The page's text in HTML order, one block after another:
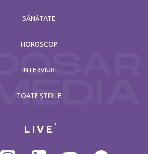
SĂNĂTATE
HOROSCOP
INTERVIURI
TOATE ȘTIRILE
LIVE